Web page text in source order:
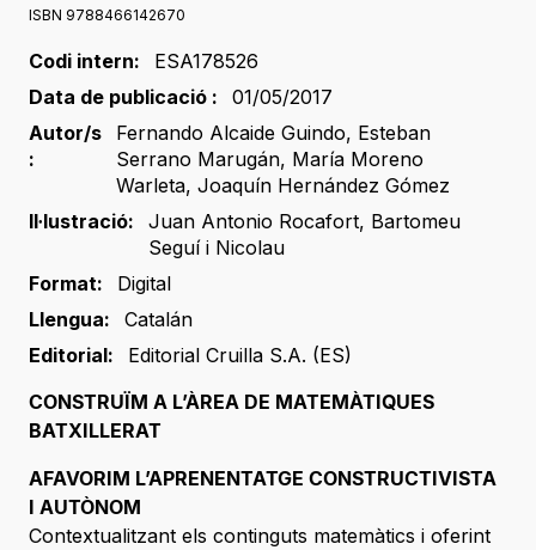
ISBN 9788466142670
Codi intern:
ESA178526
Data de publicació :
01/05/2017
Autor/s
:
Fernando Alcaide Guindo, Esteban
Serrano Marugán, María Moreno
Warleta, Joaquín Hernández Gómez
Il·lustració:
Juan Antonio Rocafort, Bartomeu
Seguí i Nicolau
Format:
Digital
Llengua:
Catalán
Editorial:
Editorial Cruilla S.A. (ES)
CONSTRUÏM A L’ÀREA DE MATEMÀTIQUES
BATXILLERAT
AFAVORIM L’APRENENTATGE CONSTRUCTIVISTA
I AUTÒNOM
Contextualitzant els continguts matemàtics i oferint